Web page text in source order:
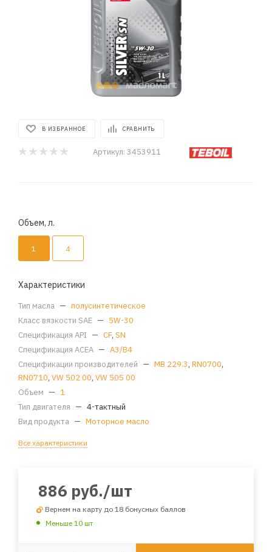
В ИЗБРАННОЕ СРАВНИТЬ
Артикул: 3453911
Объем, л.
1 4
Характеристики
Тип масла — полусинтетическое
Класс вязкости SAE — 5W-30
Спецификация API — CF, SN
Спецификация ACEA — A3/B4
Спецификации производителей — MB 229.3, RN0700,
RN0710, VW 502 00, VW 505 00
Объем — 1
Тип двигателя — 4-тактный
Вид продукта — Моторное масло
Все характеристики
886 руб./шт
Вернем на карту до 18 бонусных баллов
Меньше 10 шт